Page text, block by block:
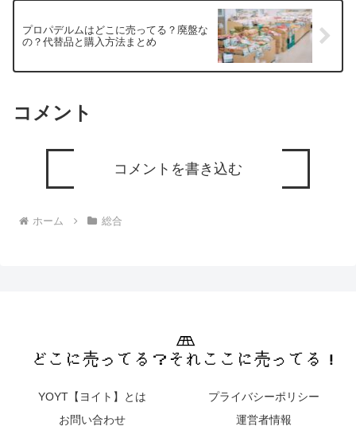
プロパデルムはどこに売ってる？廃盤な
の？代替品と購入方法まとめ
コメント
コメントを書き込む
ホーム 総合
YOYT【ヨイト】とは
プライバシーポリシー
お問い合わせ
運営者情報